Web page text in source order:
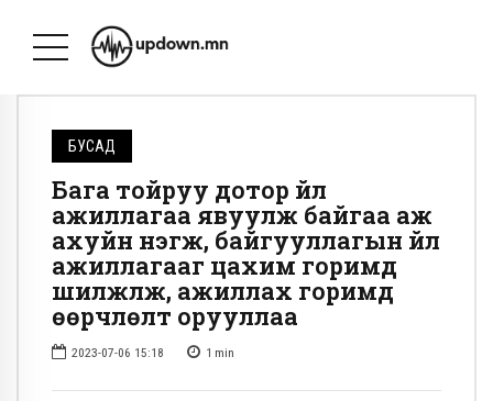
БУСАД
Бага тойруу дотор үйл
ажиллагаа явуулж байгаа аж
ахуйн нэгж, байгууллагын үйл
ажиллагааг цахим горимд
шилжүүлж, ажиллах горимд
өөрчлөлт орууллаа
2023-07-06 15:18 1 min